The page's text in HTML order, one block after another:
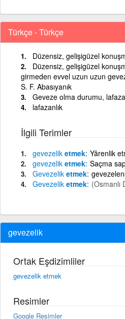
Türkçe - Türkçe
Düzensiz, gelişigüzel
Düzensiz, gelişigüzel
girmeden evvel uzun uzun
S. F. Abasıyanık
Geveze olma durumu,
lafazanlık
İlgili Terimler
gevezelik etmek Yârenlik
gevezelik etmek Saçma
Gevezelik etmek
Gevezelik etmek (Osmanlı
gevezelik
Ortak Eşdizimliler
gevezelik etmek
Resimler
Google Resimler